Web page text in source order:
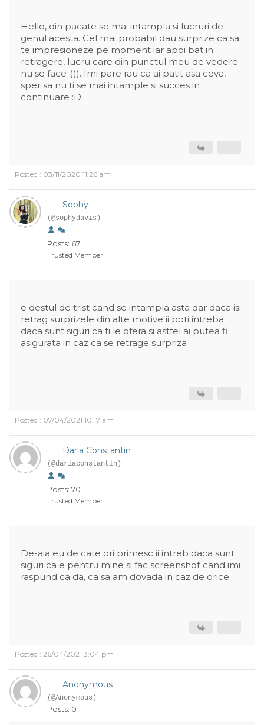
Hello, din pacate se mai intampla si lucruri de
genul acesta. Cel mai probabil dau surprize ca sa
te impresioneze pe moment iar apoi bat in
retragere, lucru care din punctul meu de vedere
nu se face :))). Imi pare rau ca ai patit asa ceva,
sper sa nu ti se mai intample si succes in
continuare :D.
Posted : 03/11/2020 11:26 am
Sophy
(@sophydavis)
Posts: 67
Trusted Member
e destul de trist cand se intampla asta dar daca isi
retrag surprizele din alte motive ii poti intreba
daca sunt siguri ca ti le ofera si astfel ai putea fi
asigurata in caz ca se retrage surpriza
Posted : 07/04/2021 10:17 am
Daria Constantin
(@dariaconstantin)
Posts: 70
Trusted Member
De-aia eu de cate ori primesc ii intreb daca sunt
siguri ca e pentru mine si fac screenshot cand imi
raspund ca da, ca sa am dovada in caz de orice
Posted : 26/04/2021 3:04 pm
Anonymous
(@Anonymous)
Posts: 0